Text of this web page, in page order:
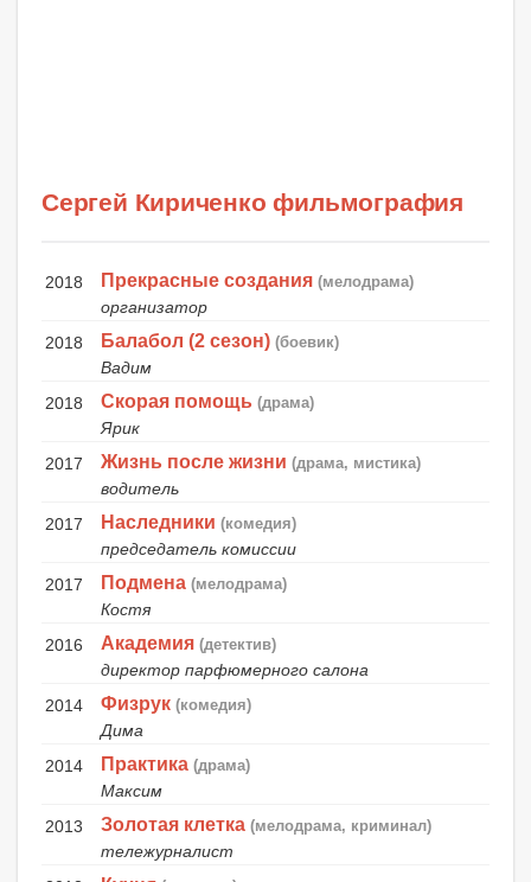
Сергей Кириченко фильмография
2018 Прекрасные создания (мелодрама)
организатор
2018
Балабол (2 сезон) (боевик)
Вадим
2018
Скорая помощь (драма)
Ярик
2017
Жизнь после жизни (драма, мистика)
водитель
2017
Наследники (комедия)
председатель комиссии
2017
Подмена (мелодрама)
Костя
2016
Академия (детектив)
директор парфюмерного салона
2014
Физрук (комедия)
Дима
2014
Практика (драма)
Максим
2013
Золотая клетка (мелодрама, криминал)
тележурналист